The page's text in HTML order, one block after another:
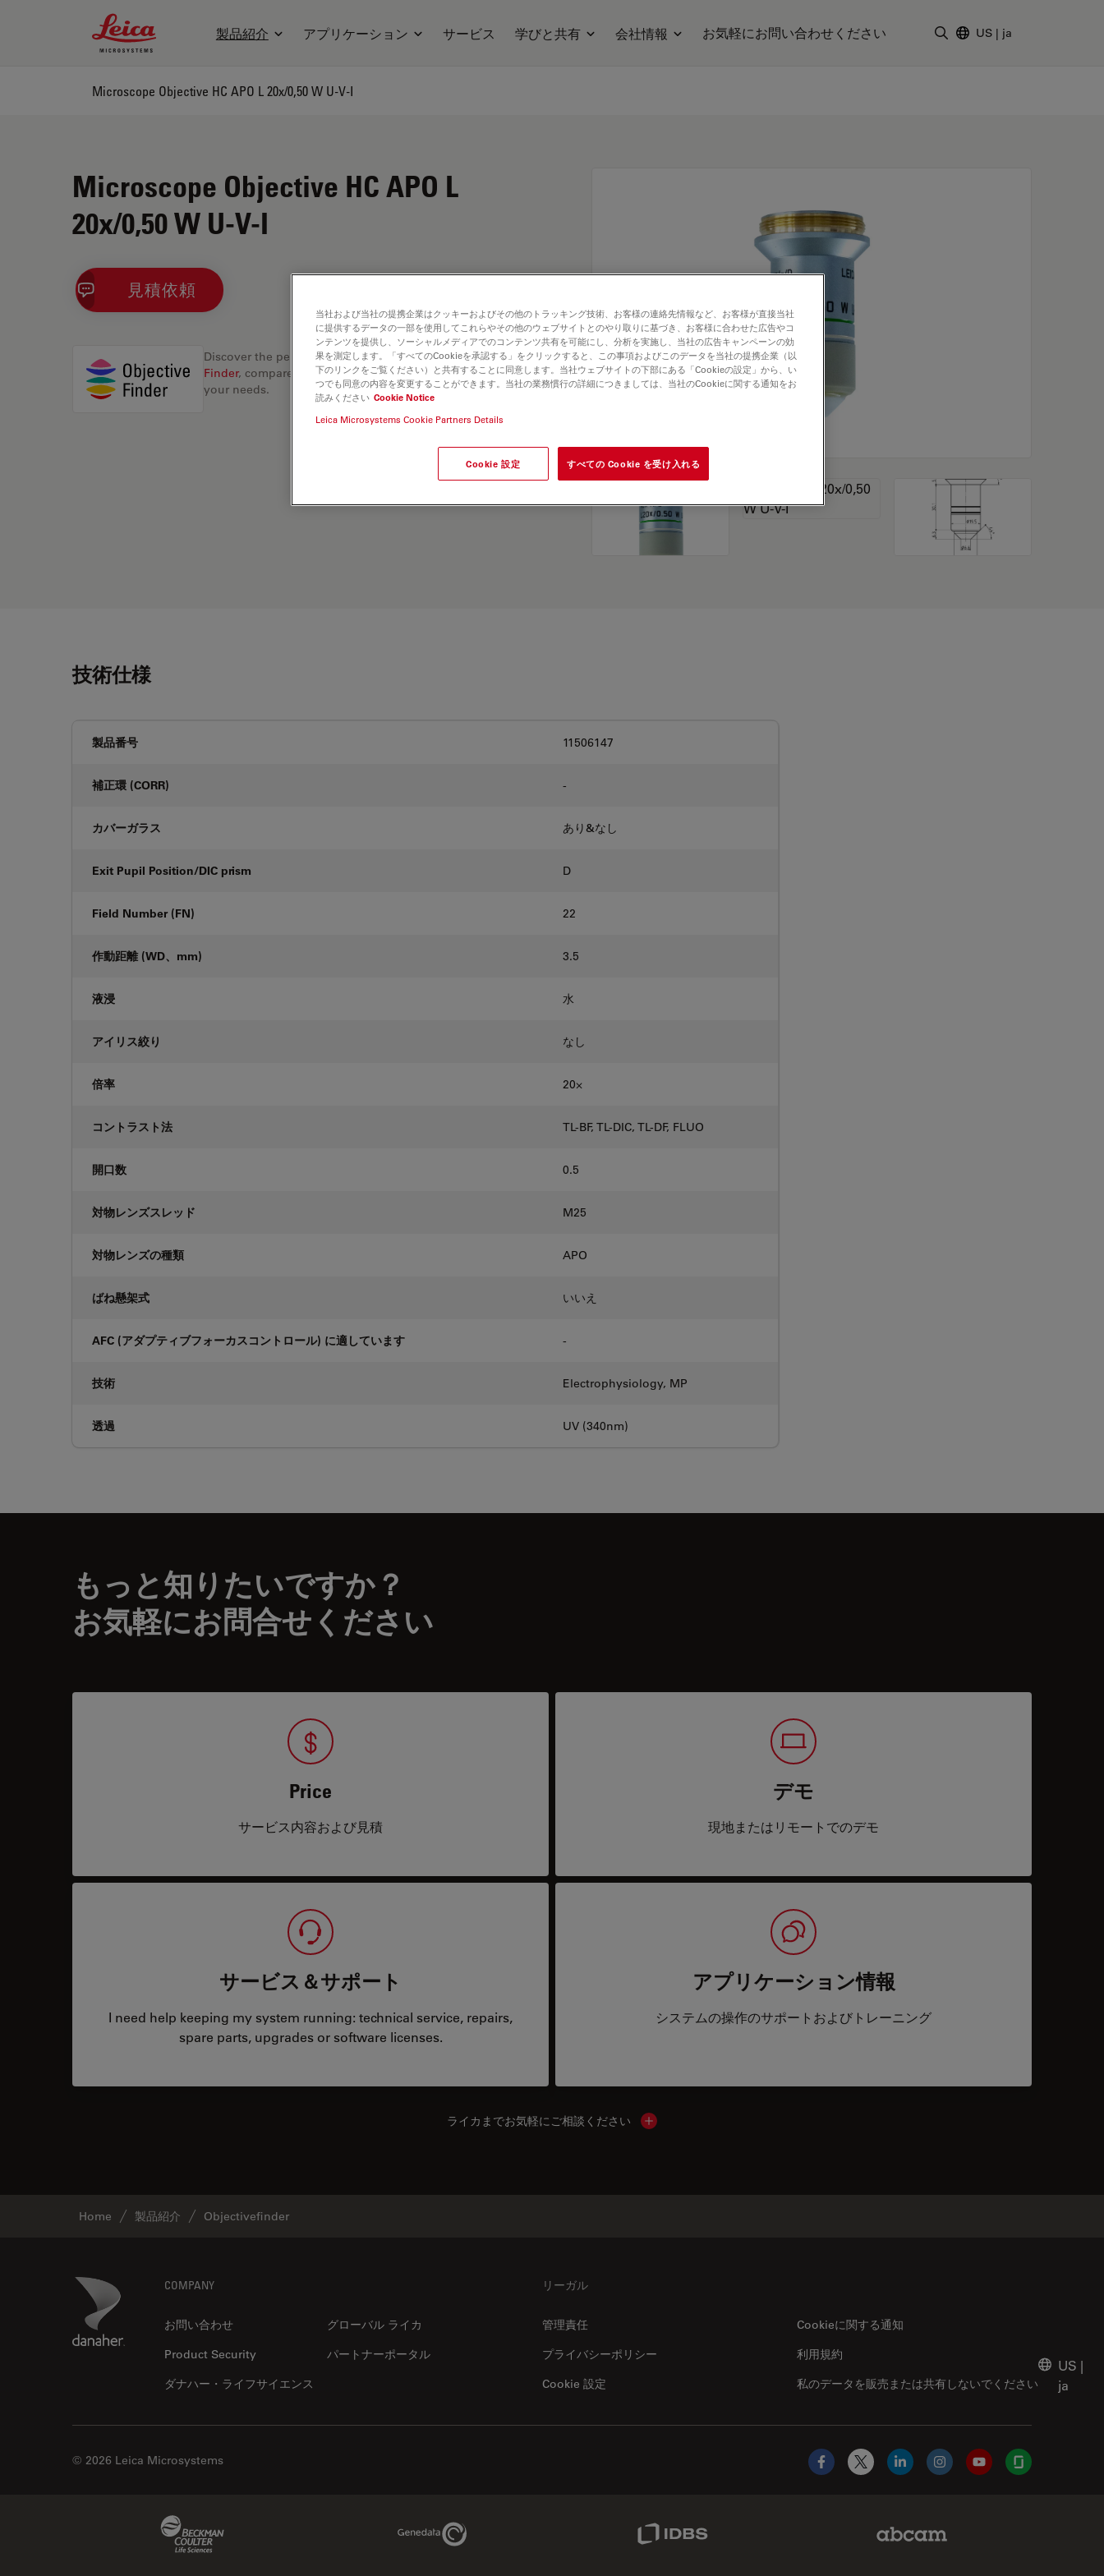
Leica Microsystems Logo
製品紹介 アプリケーション サービス 学びと共有 会社情報 お気軽にお問い合わせください US | ja
Microscope Objective HC APO L 20x/0,50 W U-V-I
Microscope Objective HC APO L
20x/0,50 W U-V-I
見積依頼
Discover the perfect solution. Explore ourObjective
Finder, compare alternatives, and find the best fit for
your needs.
技術仕様
製品番号 11506147
補正環 (CORR) -
カバーガラス あり&なし
Exit Pupil Position/DIC prism D
Field Number (FN) 22
作動距離 (WD、mm) 3.5
液浸 水
アイリス絞り なし
倍率 20⨉
コントラスト法 TL-BF, TL-DIC, TL-DF, FLUO
開口数 0.5
対物レンズスレッド M25
対物レンズの種類 APO
ばね懸架式 いいえ
AFC (アダプティブフォーカスコントロール) に適しています -
技術 Electrophysiology, MP
透過 UV (340nm)
もっと知りたいですか？
お気軽にお問合せください
Price
サービス内容および見積
デモ
現地またはリモートでのデモ
サービス＆サポート
I need help keeping my system running: technical service, repairs,
spare parts, upgrades or software licenses.
アプリケーション情報
システムの操作のサポートおよびトレーニング
ライカまでお気軽にご相談ください Show local contacts
Home 製品紹介 Objectivefinder
Danaher Logo COMPANY
お問い合わせ
グローバル ライカ
Product Security
パートナーポータル
ダナハー・ライフサイエンス
リーガル
管理責任
Cookieに関する通知
プライバシーポリシー
私のデータを販売または共有しないでください
利用規約
Cookie 設定
US |
ja
© 2026 Leica Microsystems
Facebook
X LinkedInInstagramYouTubeGlassdoor
Genedata Link IDBS Link
当社および当社の提携企業はクッキーおよびその他のトラッキング技術、お客様の連絡先情報など、お客様が直接当社
に提供するデータの一部を使用してこれらやその他のウェブサイトとのやり取りに基づき、お客様に合わせた広告やコ
ンテンツを提供し、ソーシャルメディアでのコンテンツ共有を可能にし、分析を実施し、当社の広告キャンペーンの効
果を測定します。「すべてのCookieを承認する」をクリックすると、この事項およびこのデータを当社の提携企業（以
下のリンクをご覧ください）と共有することに同意します。当社ウェブサイトの下部にある「Cookieの設定」から、い
つでも同意の内容を変更することができます。当社の業務慣行の詳細につきましては、当社のCookieに関する通知をお
読みください Cookie Notice
Leica Microsystems Cookie Partners Details
Cookie 設定 すべての Cookie を受け入れる